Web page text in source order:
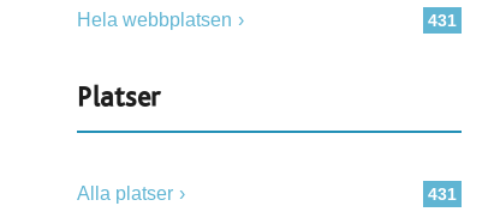
431
Hela webbplatsen
Platser
431
Alla platser